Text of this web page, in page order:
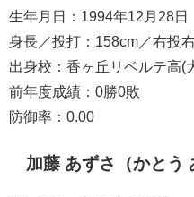
生年月日：1994年12月28日
身長／投打：158cm／右投
出身校：香ヶ丘リベルテ高
前年度成績：0勝0敗
防御率：0.00
加藤 あずさ（かとう